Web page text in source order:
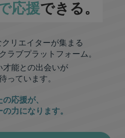
応援できる。
リエイターが集まる
ラブプラットフォーム。
才能との出会いが
っています。
応援が、
力になります。